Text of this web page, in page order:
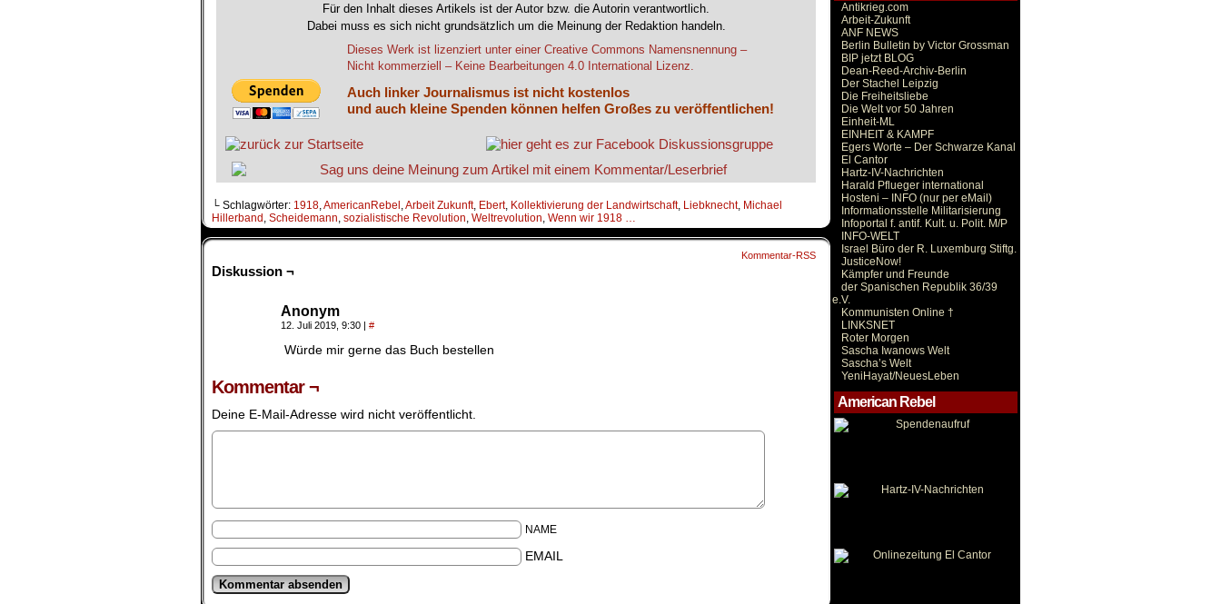
Für den Inhalt dieses Artikels ist der Autor bzw. die Autorin verantwortlich.
Dabei muss es sich nicht grundsätzlich um die Meinung der Redaktion handeln.
Dieses Werk ist lizenziert unter einer Creative Commons Namensnennung –
Nicht kommerziell – Keine Bearbeitungen 4.0 International Lizenz.
Auch linker Journalismus ist nicht kostenlos
und auch kleine Spenden können helfen Großes zu veröffentlichen!
└ Schlagwörter: 1918,AmericanRebel ,Arbeit Zukunft, Ebert, Kollektivierung der Landwirtschaft, Liebknecht, Michael
Hillerband , Scheidemann, sozialistische Revolution, Weltrevolution, Wenn wir 1918 …
Kommentar-RSS
Diskussion ¬
Anonym
12. Juli 2019, 9:30 | #
Würde mir gerne das Buch bestellen
Kommentar ¬
Deine E-Mail-Adresse wird nicht veröffentlicht.
NAME
EMAIL
Antikrieg.com
Arbeit-Zukunft
ANF NEWS
Berlin Bulletin by Victor Grossman
BIP jetzt BLOG
Dean-Reed-Archiv-Berlin
Der Stachel Leipzig
Die Freiheitsliebe
Die Welt vor 50 Jahren
Einheit-ML
EINHEIT & KAMPF
Egers Worte – Der Schwarze Kanal
El Cantor
Hartz-IV-Nachrichten
Harald Pflueger international
Hosteni – INFO (nur per eMail)
Informationsstelle Militarisierung
Infoportal f. antif. Kult. u. Polit. M/P
INFO-WELT
Israel Büro der R. Luxemburg Stiftg.
JusticeNow!
Kämpfer und Freunde
der Spanischen Republik 36/39
e.V.
Kommunisten Online †
LINKSNET
Roter Morgen
Sascha Iwanows Welt
Sascha’s Welt
YeniHayat/NeuesLeben
American Rebel